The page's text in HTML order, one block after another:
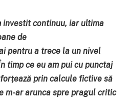
investit continuu, iar ultima
de
pentru a trece la un nivel
timp ce eu am pui cu punctaj
prin calcule fictive să
m-ar arunca spre pragul critic